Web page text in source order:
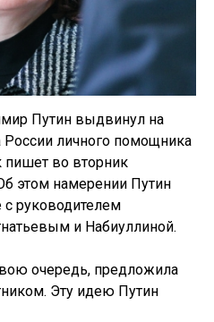
Путин выдвинул на
России личного помощника
пишет во вторник
этом намерении Путин
с руководителем
и Набиуллиной.
очередь, предложила
Эту идею Путин